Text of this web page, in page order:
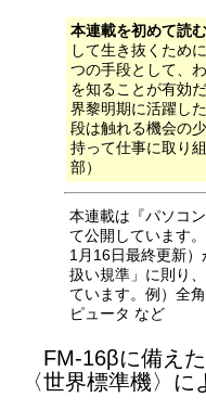
本連載を初めて読
して生き抜くため
つの手段として、
を知ることが有効
界黎明期に活躍し
段は触れる機会の
持って仕事に取り
部）
本連載は『パソコ
て公開しています。
1月16日最終更新
扱い規準」に則り
ています。例）全
ピュータ など
FM-16βに備え
〈世界標準機〉